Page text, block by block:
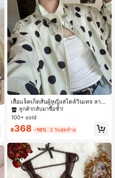
เสื้อแจ็คเก็ตสั้นผู้หญิงสไตล์วินเทจ ลายจุ
ดขนาดใหญ่ คอตั้ง เอวเข้ารูป แขนพอง
ทรงหลวม แฟชั่นอเนกประสงค์ สำหรับใ
ส่ประจำวันและไปเที่ยวพักผ่อน
#1 ขายดี ใน กระเป๋า เสื้อคลุมลำลอง
ลูกค้ากลับมาซื้อซ้ำ!
#1 ขายดี ใน กระเป๋า เสื้อคลุมลำลอง
ลูกค้ากลับมาซื้อซ้ำ!
#1 ขายดี ใน กระเป๋า เสื้อคลุมลำลอง
ลูกค้ากลับมาซื้อซ้ำ!
#1 ขายดี ใน กระเป๋า เสื้อคลุมลำลอง
ลูกค้ากลับมาซื้อซ้ำ!
100+ sold
฿368 -10% 3 วันสุดท้าย